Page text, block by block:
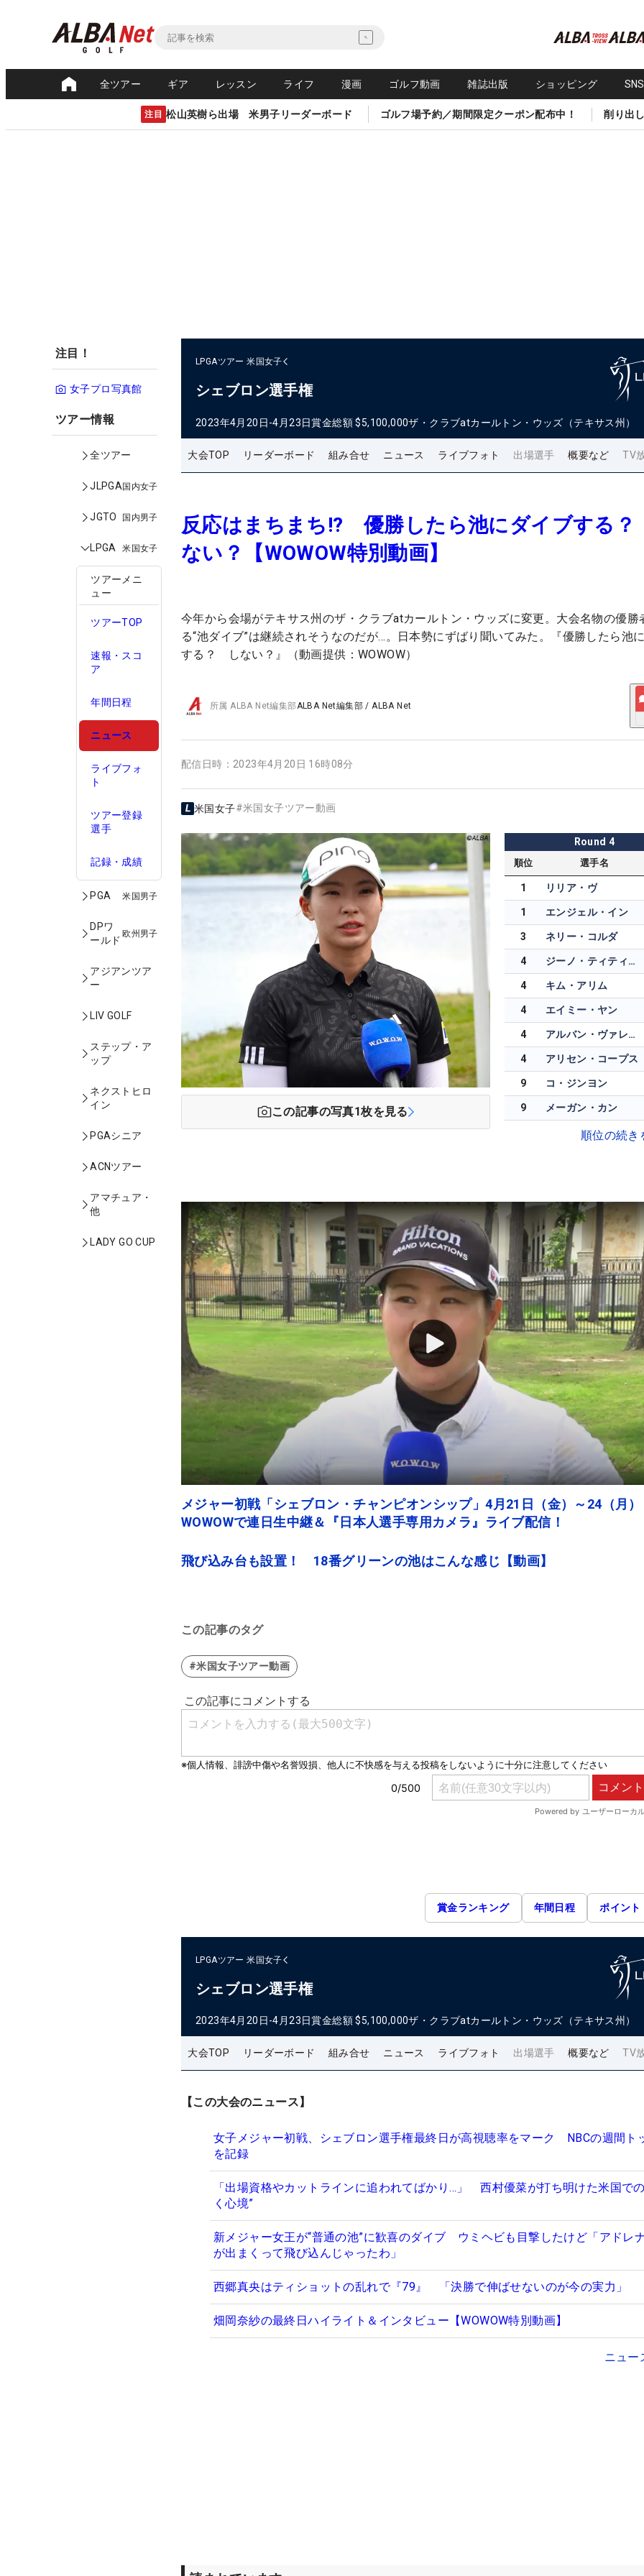
全ツアー ギア レッスン ライフ 漫画 ゴルフ動画 雑誌出版 ショッピング
注目 松山英樹ら出場 米男子リーダーボード ゴルフ場予約／期間限定クーポン配布中！ 削り出
注目！
女子プロ写真館
ツアー情報
全ツアー
JLPGA国内女子
JGTO 国内男子
LPGA 米国女子
ツアーメニ
ュー
ツアーTOP
速報・スコ
ア
年間日程
ニュース
ライブフォ
ト
ツアー登録
選手
記録・成績
PGA 米国男子
DPワ
ールド
欧州男子
アジアンツア
ー
LIV GOLF
ステップ・ア
ップ
ネクストヒロ
イン
PGAシニア
ACNツアー
アマチュア・
他
LADY GO CUP
LPGAツアー 米国女子
シェブロン選手権
2023年4月20日-4月23日賞金総額 $5,100,000ザ・クラブatカールトン・ウッズ（テキサス州）
大会TOP リーダーボード 組み合せ ニュース ライブフォト 出場選手 概要など TV
反応はまちまち!? 優勝したら池にダイブする
ない？【WOWOW特別動画】
今年から会場がテキサス州のザ・クラブatカールトン・ウッズに変更。大会名物の優勝
る“池ダイブ”は継続されそうなのだが…。日本勢にずばり聞いてみた。『優勝したら池
する？ しない？』（動画提供：WOWOW）
所属ALBA Net編集部ALBA Net編集部 /ALBA Net
配信日時： 2023年4月20日 16時08分
米国女子#米国女子ツアー動画
この記事の写真1枚を見る
Round 4
順位 選手名
1 リリア・ヴ
1 エンジェル・イン
3 ネリー・コルダ
4 ジーノ・ティティクル
4 キム・アリム
4 エイミー・ヤン
4 アルバン・ヴァレンズエラ
4 アリセン・コープス
9 コ・ジンヨン
9 メーガン・カン
順位の続き
メジャー初戦「シェブロン・チャンピオンシップ」4月21日（金）～24（月）
WOWOWで連日生中継＆『日本人選手専用カメラ』ライブ配信！
飛び込み台も設置！ 18番グリーンの池はこんな感じ【動画】
この記事のタグ
#米国女子ツアー動画
賞金ランキング 年間日程 ポイント
LPGAツアー 米国女子
シェブロン選手権
2023年4月20日-4月23日賞金総額 $5,100,000ザ・クラブatカールトン・ウッズ（テキサス州）
大会TOP リーダーボード 組み合せ ニュース ライブフォト 出場選手 概要など TV
【この大会のニュース】
女子メジャー初戦、シェブロン選手権最終日が高視聴率をマーク NBCの週間ト
を記録
「出場資格やカットラインに追われてばかり…」 西村優菜が打ち明けた米国で
く心境”
新メジャー女王が“普通の池”に歓喜のダイブ ウミヘビも目撃したけど「アドレ
が出まくって飛び込んじゃったわ」
西郷真央はティショットの乱れで『79』 「決勝で伸ばせないのが今の実力」
畑岡奈紗の最終日ハイライト＆インタビュー【WOWOW特別動画】
ニュー